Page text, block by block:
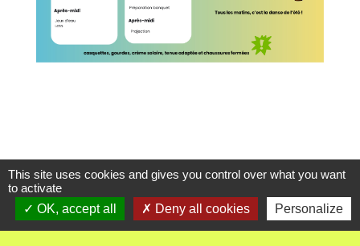
This site uses cookies and gives you control over what you want
to activate
OK, accept all
Deny all cookies Personalize